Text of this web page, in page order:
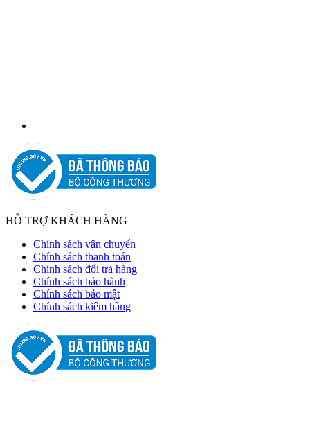
HỖ TRỢ KHÁCH HÀNG
Chính sách vận chuyển
Chính sách thanh toán
Chính sách đổi trả hàng
Chính sách bảo hành
Chính sách bảo mật
Chính sách kiểm hàng